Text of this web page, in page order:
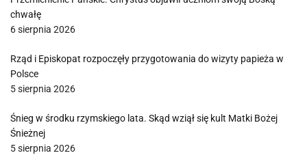
chwałę
6 sierpnia 2026
Rząd i Episkopat rozpoczęły przygotowania do wizyty papieża w
Polsce
5 sierpnia 2026
Śnieg w środku rzymskiego lata. Skąd wziął się kult Matki Bożej
Śnieżnej
5 sierpnia 2026